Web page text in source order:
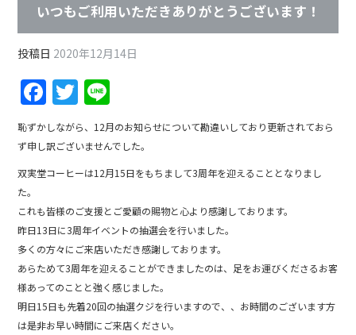
いつもご利用いただきありがとうございます！
投稿日 2020年12月14日
F
a
c
e
o
o
k
T
w
itt
er
n
e
恥ずかしながら、12月のお知らせについて勘違いしており更新されておら
ず申し訳ございませんでした。
双実堂コーヒーは12月15日をもちまして3周年を迎えることとなりまし
た。
これも皆様のご支援とご愛顧の賜物と心より感謝しております。
昨日13日に3周年イベントの抽選会を行いました。
多くの方々にご来店いただき感謝しております。
あらためて3周年を迎えることができましたのは、足をお運びくださるお客
様あってのことと強く感じました。
明日15日も先着20回の抽選クジを行いますので、、お時間のございます方
は是非お早い時間にご来店ください。